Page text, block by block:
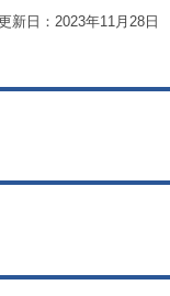
新日：2023年11月28日